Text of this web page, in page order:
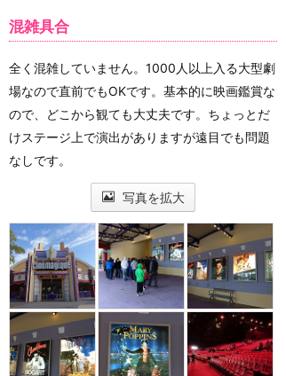
混雑具合
全く混雑していません。1000人以上入る大型劇
場なので直前でもOKです。基本的に映画鑑賞な
ので、どこから観ても大丈夫です。ちょっとだ
けステージ上で演出がありますが遠目でも問題
なしです。
写真を拡大